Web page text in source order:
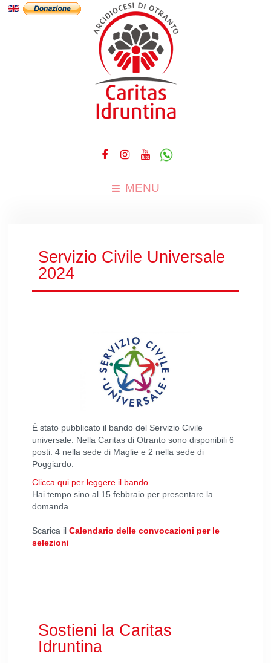
MENU
Servizio Civile Universale
2024
È stato pubblicato il bando del Servizio Civile
universale. Nella Caritas di Otranto sono disponibili 6
posti: 4 nella sede di Maglie e 2 nella sede di
Poggiardo.
Clicca qui per leggere il bando
Hai tempo sino al 15 febbraio per presentare la
domanda.
Scarica ilCalendario delle convocazioni per le
selezioni
Sostieni la Caritas
Idruntina